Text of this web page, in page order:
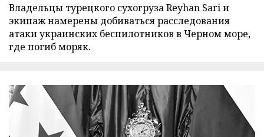
Владельцы турецкого сухогруза Reyhan Sari и
экипаж намерены добиваться расследования
атаки украинских беспилотников в Черном море,
где погиб моряк.